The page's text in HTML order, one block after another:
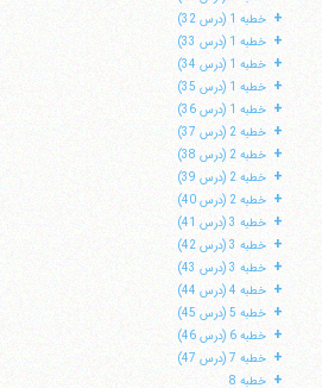
+ خطبه 1 (درس 32)
+ خطبه 1 (درس 33)
+ خطبه 1 (درس 34)
+ خطبه 1 (درس 35)
+ خطبه 1 (درس 36)
+ خطبه 2 (درس 37)
+ خطبه 2 (درس 38)
+ خطبه 2 (درس 39)
+ خطبه 2 (درس 40)
+ خطبه 3 (درس 41)
+ خطبه 3 (درس 42)
+ خطبه 3 (درس 43)
+ خطبه 4 (درس 44)
+ خطبه 5 (درس 45)
+ خطبه 6 (درس 46)
+ خطبه 7 (درس 47)
+ خطبه 8